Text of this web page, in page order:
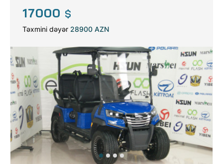
17000 $
Təxmini dəyər 28900 AZN